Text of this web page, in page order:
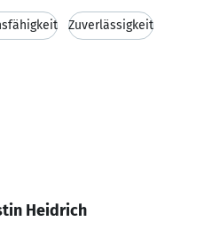
Zuverlässigkeit
Heidrich